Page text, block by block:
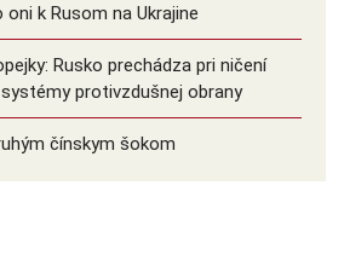
k Rusom na Ukrajine
Rusko prechádza pri ničení
protivzdušnej obrany
čínskym šokom